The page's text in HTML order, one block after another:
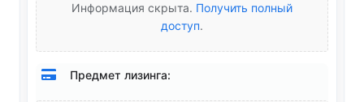
Информация скрыта. Получить полный
доступ.
Предмет лизинга: